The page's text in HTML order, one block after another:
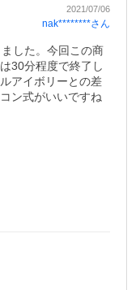
2021/07/06
nak********さん
した。今回この商
30分程度で終了し
アイボリーとの差
ン式がいいですね